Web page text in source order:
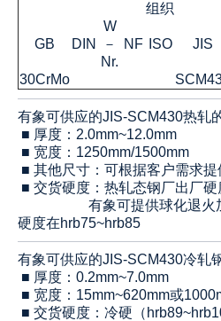
组织
GB DIN
W
－
Nr.
NF ISO JIS
30CrMo
有象可供应的JIS-SCM430热轧
■ 厚度：2.0mm~12.0mm
■ 宽度：1250mm/1500mm
■ 其他尺寸：可根据客户需求
■ 交货硬度：热轧态钢厂出厂
有象可提供球化退火加工
硬度在hrb75~hrb85
有象可供应的JIS-SCM430冷轧
■ 厚度：0.2mm~7.0mm
■ 宽度：15mm~620mm或
■ 交货硬度：冷硬（